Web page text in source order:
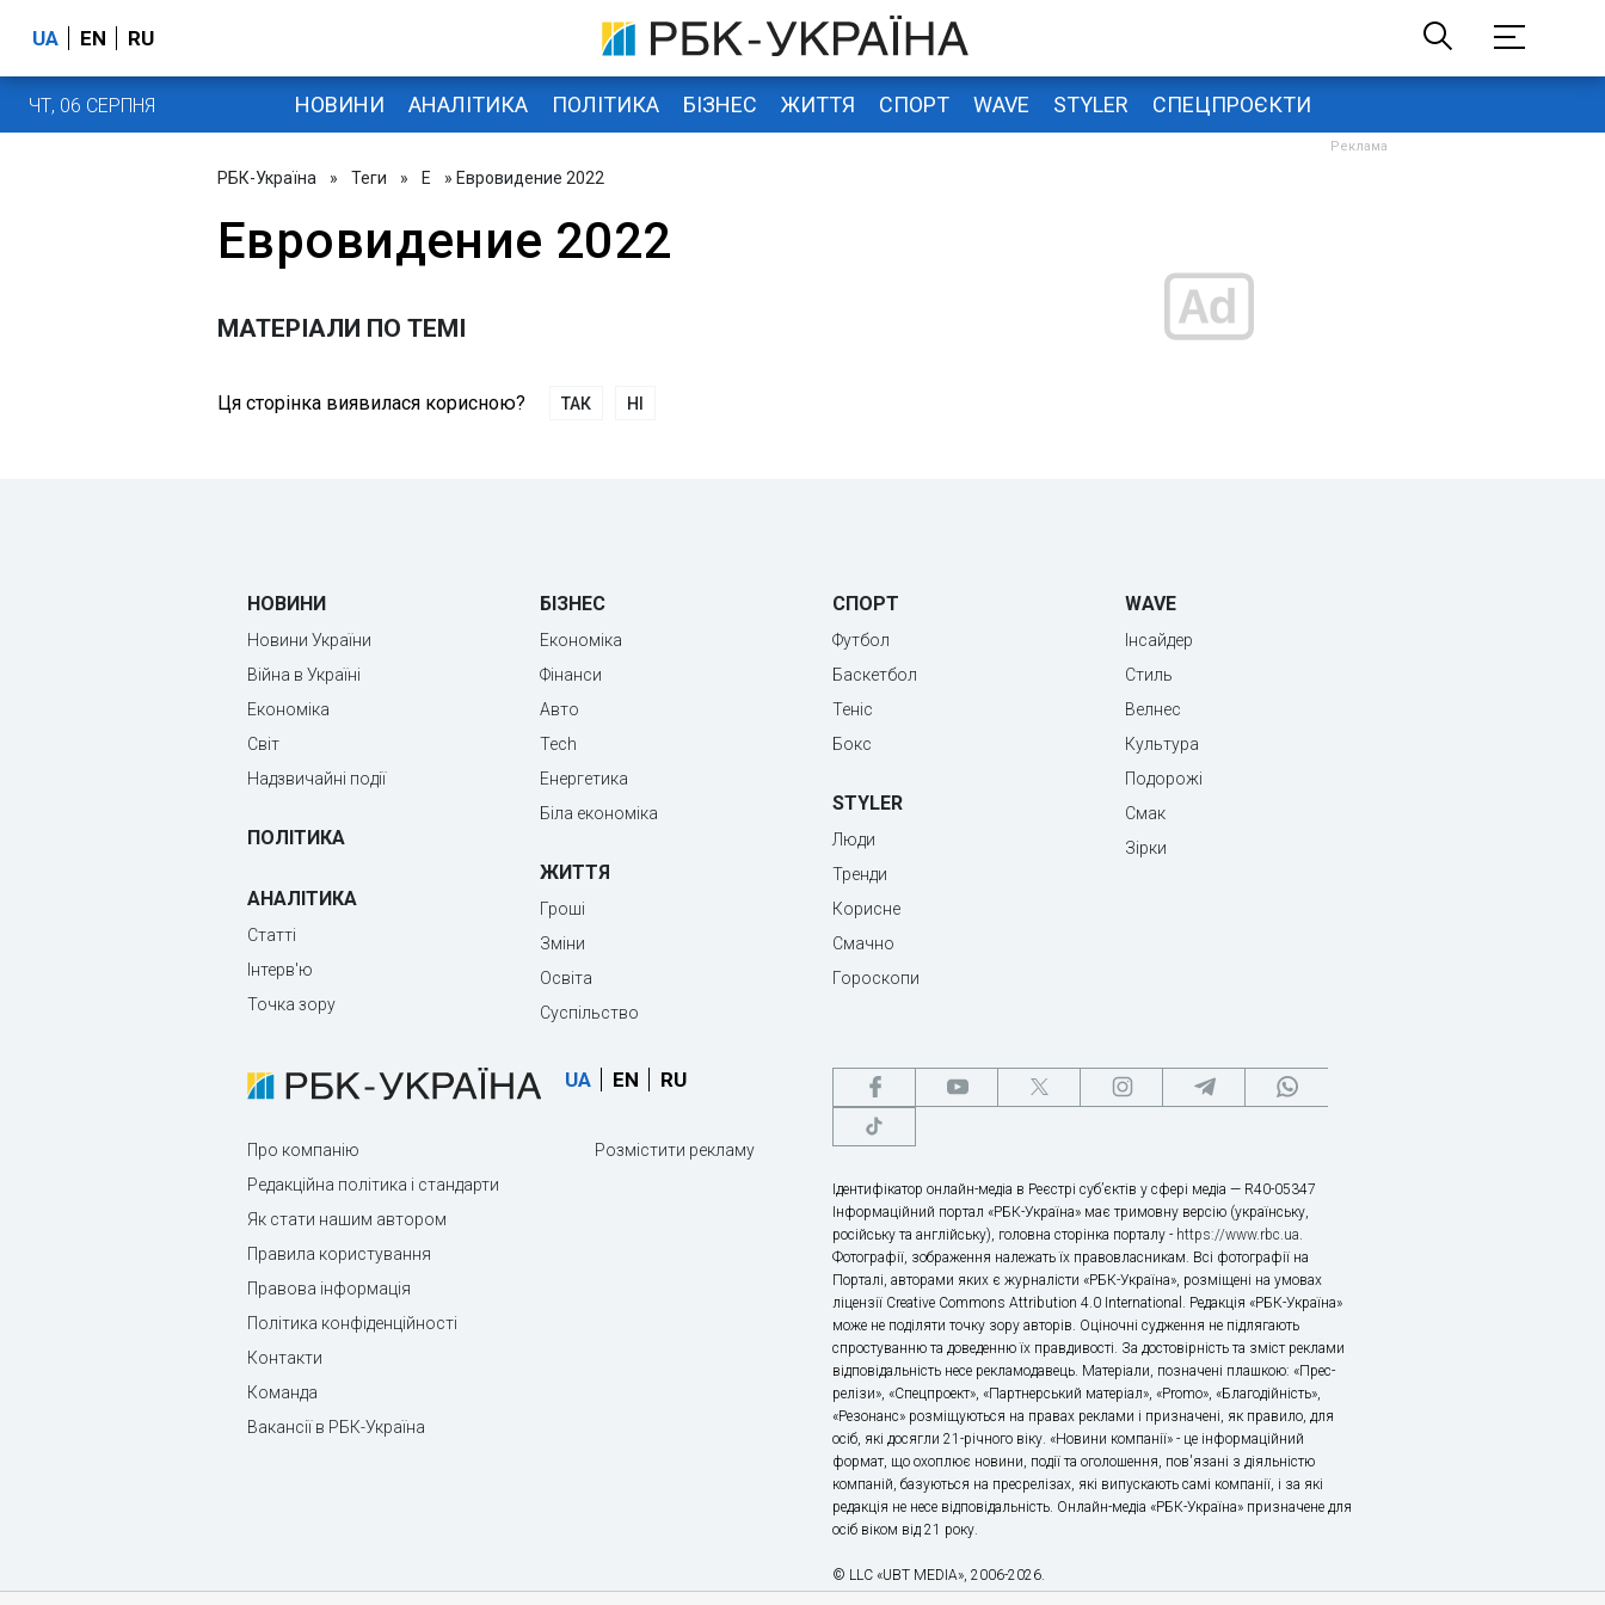
UA EN RU
ЧТ, 06 СЕРПНЯ НОВИНИ АНАЛІТИКА ПОЛІТИКА БІЗНЕС ЖИТТЯ СПОРТ WAVE STYLER СПЕЦПРОЄКТИ
РБК-Україна » Теги » Е » Евровидение 2022
Евровидение 2022
МАТЕРІАЛИ ПО ТЕМІ
Ця сторінка виявилася корисною? ТАК НІ
НОВИНИ
Новини України
Війна в Україні
Економіка
Світ
Надзвичайні події
ПОЛІТИКА
АНАЛІТИКА
Статті
Інтерв'ю
Точка зору
БІЗНЕС
Економіка
Фінанси
Авто
Tech
Енергетика
Біла економіка
ЖИТТЯ
Гроші
Зміни
Освіта
Суспільство
СПОРТ
Футбол
Баскетбол
Теніс
Бокс
STYLER
Люди
Тренди
Корисне
Смачно
Гороскопи
WAVE
Інсайдер
Стиль
Велнес
Культура
Подорожі
Смак
Зірки
UA EN RU
Про компанію
Редакційна політика і стандарти
Як стати нашим автором
Правила користування
Правова інформація
Політика конфіденційності
Контакти
Команда
Вакансії в РБК-Україна
Розмістити рекламу
Ідентифікатор онлайн-медіа в Реєстрі суб’єктів у сфері медіа — R40-05347
Інформаційний портал «РБК-Україна» має тримовну версію (українську,
російську та англійську), головна сторінка порталу - https://www.rbc.ua.
Фотографії, зображення належать їх правовласникам. Всі фотографії на
Порталі, авторами яких є журналісти «РБК-Україна», розміщені на умовах
ліцензії Creative Commons Attribution 4.0 International. Редакція «РБК-Україна»
може не поділяти точку зору авторів. Оціночні судження не підлягають
спростуванню та доведенню їх правдивості. За достовірність та зміст реклами
відповідальність несе рекламодавець. Матеріали, позначені плашкою: «Прес-
релізи», «Спецпроект», «Партнерський матеріал», «Promo», «Благодійність»,
«Резонанс» розміщуються на правах реклами і призначені, як правило, для
осіб, які досягли 21-річного віку. «Новини компанії» - це інформаційний
формат, що охоплює новини, події та оголошення, пов'язані з діяльністю
компаній, базуються на пресрелізах, які випускають самі компанії, і за які
редакція не несе відповідальність. Онлайн-медіа «РБК-Україна» призначене для
осіб віком від 21 року.
© LLC «UBT MEDIA», 2006-2026.